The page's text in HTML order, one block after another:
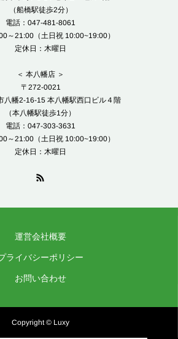
（船橋駅徒歩2分）
電話：047-481-8061
～21:00（土日祝 10:00~19:00）
定休日：木曜日
＜ 本八幡店 ＞
〒272-0021
八幡2-16-15 本八幡駅西口ビル４階
（本八幡駅徒歩1分）
電話：047-303-3631
～21:00（土日祝 10:00~19:00）
定休日：木曜日
運営会社概要
ライバシーポリシー
お問い合わせ
Copyright © Luxy